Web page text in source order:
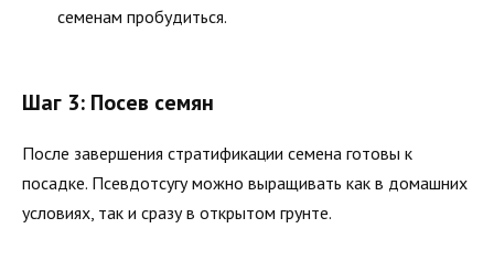
семенам пробудиться.
Шаг 3: Посев семян
После завершения стратификации семена готовы к
посадке. Псевдотсугу можно выращивать как в домашних
условиях, так и сразу в открытом грунте.